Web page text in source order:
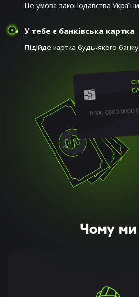
Це умова законодавства України
У тебе є банківська картка
Підійде картка будь-якого банку
Чому ми